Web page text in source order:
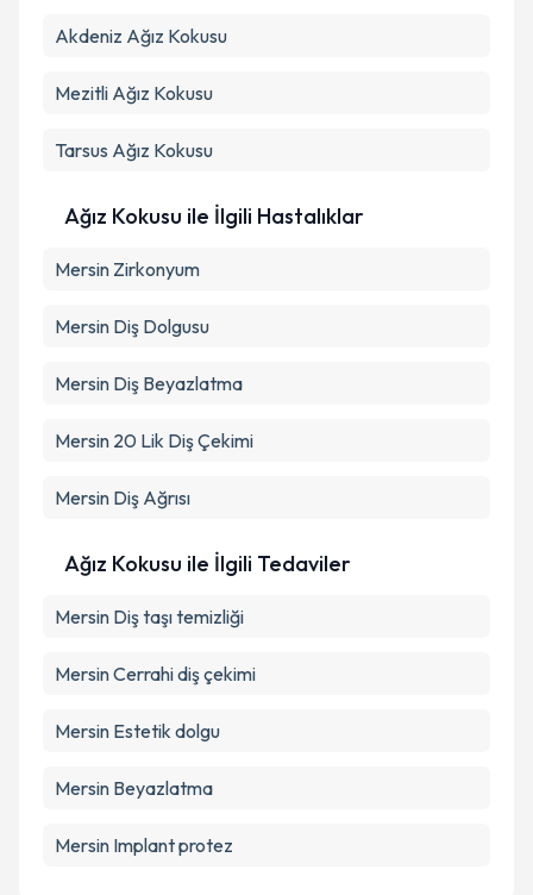
Akdeniz Ağız Kokusu
Mezitli Ağız Kokusu
Tarsus Ağız Kokusu
Ağız Kokusu ile İlgili Hastalıklar
Mersin Zirkonyum
Mersin Diş Dolgusu
Mersin Diş Beyazlatma
Mersin 20 Lik Diş Çekimi
Mersin Diş Ağrısı
Ağız Kokusu ile İlgili Tedaviler
Mersin Diş taşı temizliği
Mersin Cerrahi diş çekimi
Mersin Estetik dolgu
Mersin Beyazlatma
Mersin Implant protez